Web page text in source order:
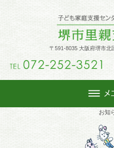
〒591-8035 大阪府堺市北
お知
里